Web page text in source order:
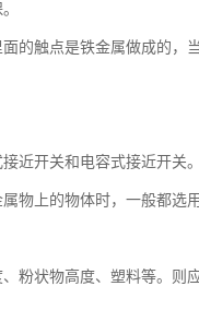
的触点是铁金属做成的
近开关和电容式接近开关
物上的物体时，一般都选
粉状物高度、塑料等。则